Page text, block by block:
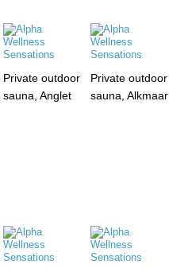
Private outdoor
sauna, Anglet
Private outdoor
sauna, Alkmaar